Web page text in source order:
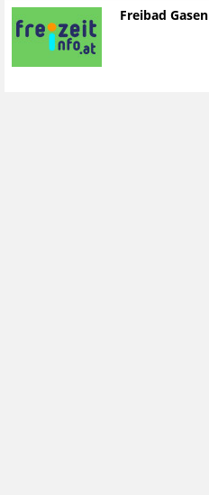
Freibad Gasen